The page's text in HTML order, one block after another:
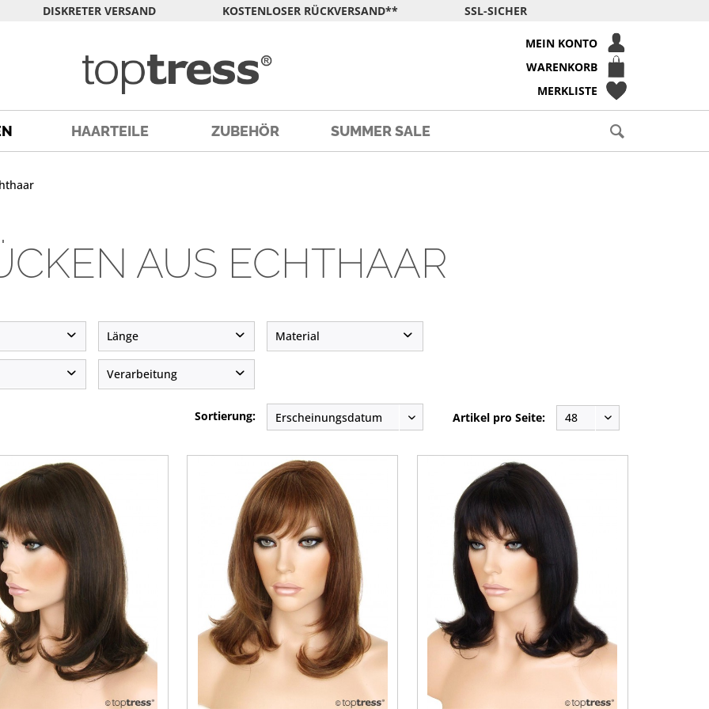
DISKRETER VERSAND KOSTENLOSER RÜCKVERSAND** SSL-SICHER
MEIN KONTO
WARENKORB
MERKLISTE
HAARTEILE ZUBEHÖR SUMMER SALE
AUS ECHTHAAR
Sortierung:
Länge
mittellang
lang
Material
Verarbeitung
Teilmonotop Artikel pro Seite: